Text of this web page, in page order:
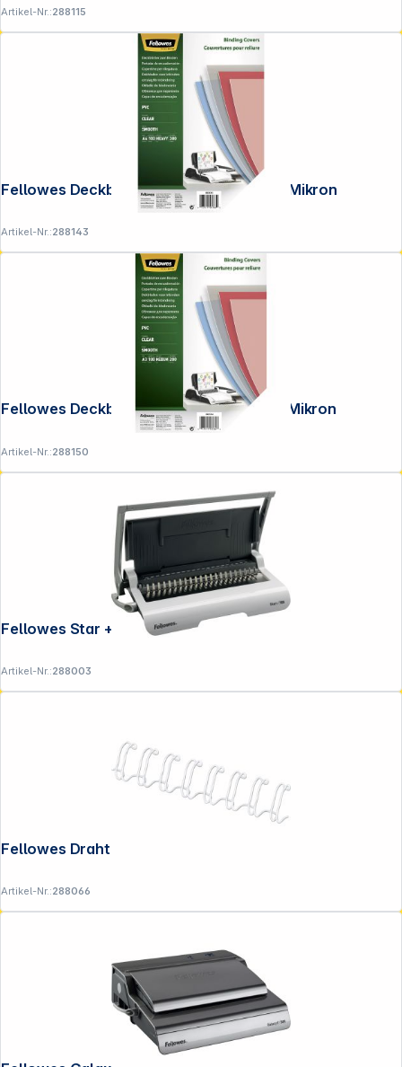
Artikel-Nr.:288115
Fellowes Deckblatt A4 transparent 300 Mikron
Artikel-Nr.:288143
Fellowes Deckblatt A3 transparent 200 Mikron
Artikel-Nr.:288150
Fellowes Star + Plastikbindegerät
Artikel-Nr.:288003
Artikel-Nr.:288066